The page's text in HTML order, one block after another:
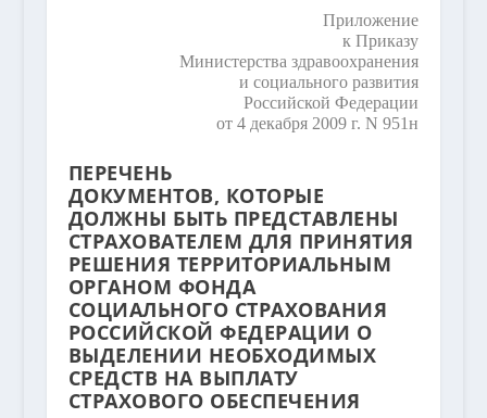
Приложение
к Приказу
Министерства здравоохранения
и социального развития
Российской Федерации
от 4 декабря 2009 г. N 951н
ПЕРЕЧЕНЬ
ДОКУМЕНТОВ, КОТОРЫЕ
ДОЛЖНЫ БЫТЬ ПРЕДСТАВЛЕНЫ
СТРАХОВАТЕЛЕМ ДЛЯ ПРИНЯТИЯ
РЕШЕНИЯ ТЕРРИТОРИАЛЬНЫМ
ОРГАНОМ ФОНДА
СОЦИАЛЬНОГО СТРАХОВАНИЯ
РОССИЙСКОЙ ФЕДЕРАЦИИ О
ВЫДЕЛЕНИИ НЕОБХОДИМЫХ
СРЕДСТВ НА ВЫПЛАТУ
СТРАХОВОГО ОБЕСПЕЧЕНИЯ